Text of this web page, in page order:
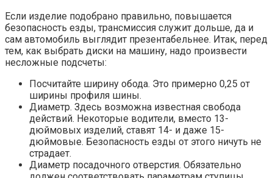
Если изделие подобрано правильно, повышается
безопасность езды, трансмиссия служит дольше, да и
сам автомобиль выглядит презентабельнее. Итак, перед
тем, как выбрать диски на машину, надо произвести
несложные подсчеты:
Посчитайте ширину обода. Это примерно 0,25 от
ширины профиля шины.
Диаметр. Здесь возможна известная свобода
действий. Некоторые водители, вместо 13-
дюймовых изделий, ставят 14- и даже 15-
дюймовые. Безопасность езды от этого ничуть не
страдает.
Диаметр посадочного отверстия. Обязательно